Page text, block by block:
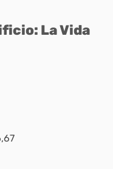
La Vida